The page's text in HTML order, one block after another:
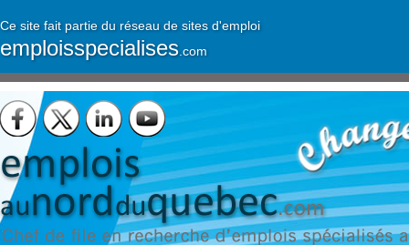
Ce site fait partie du réseau de sites d'emploi
emploisspecialises .com